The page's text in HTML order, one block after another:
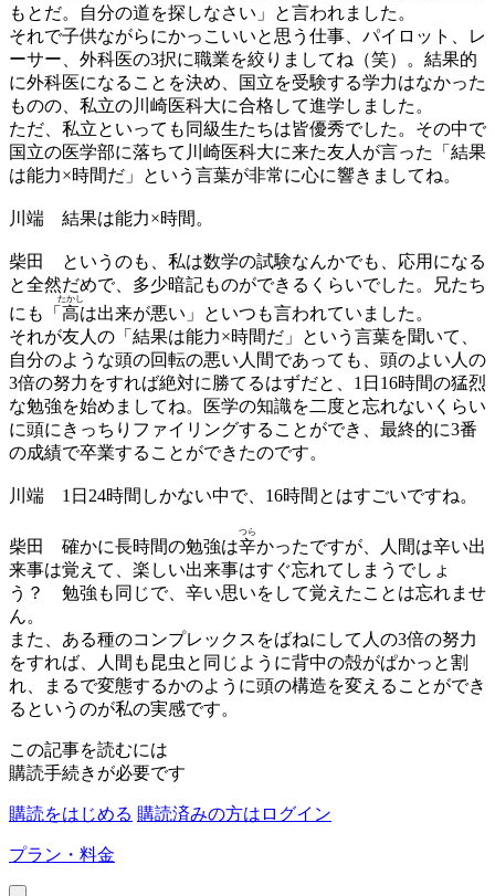
もとだ。自分の道を探しなさい」と言われました。
それで子供ながらにかっこいいと思う仕事、パイロット、レ
ーサー、外科医の3択に職業を絞りましてね（笑）。結果的
に外科医になることを決め、国立を受験する学力はなかった
ものの、私立の川崎医科大に合格して進学しました。
ただ、私立といっても同級生たちは皆優秀でした。その中で
国立の医学部に落ちて川崎医科大に来た友人が言った「結果
は能力×時間だ」という言葉が非常に心に響きましてね。
川端 結果は能力×時間。
柴田
というのも、私は数学の試験なんかでも、応用になる
と全然だめで、多少暗記ものができるくらいでした。兄たち
にも「 高
たかし
は出来が悪い」といつも言われていました。
それが友人の「結果は能力×時間だ」という言葉を聞いて、
自分のような頭の回転の悪い人間であっても、頭のよい人の
3倍の努力をすれば絶対に勝てるはずだと、1日16時間の猛烈
な勉強を始めましてね。医学の知識を二度と忘れないくらい
に頭にきっちりファイリングすることができ、最終的に3番
の成績で卒業することができたのです。
川端 1日24時間しかない中で、16時間とはすごいですね。
柴田 確かに長時間の勉強は辛
つら
かったですが、人間は辛い出
来事は覚えて、楽しい出来事はすぐ忘れてしまうでしょ
う？ 勉強も同じで、辛い思いをして覚えたことは忘れませ
ん。
また、ある種のコンプレックスをばねにして人の3倍の努力
をすれば、人間も昆虫と同じように背中の殻がぱかっと割
れ、まるで変態するかのように頭の構造を変えることができ
るというのが私の実感です。
この記事を読むには
購読手続きが必要です
購読をはじめる 購読済みの方はログイン
プラン・料金